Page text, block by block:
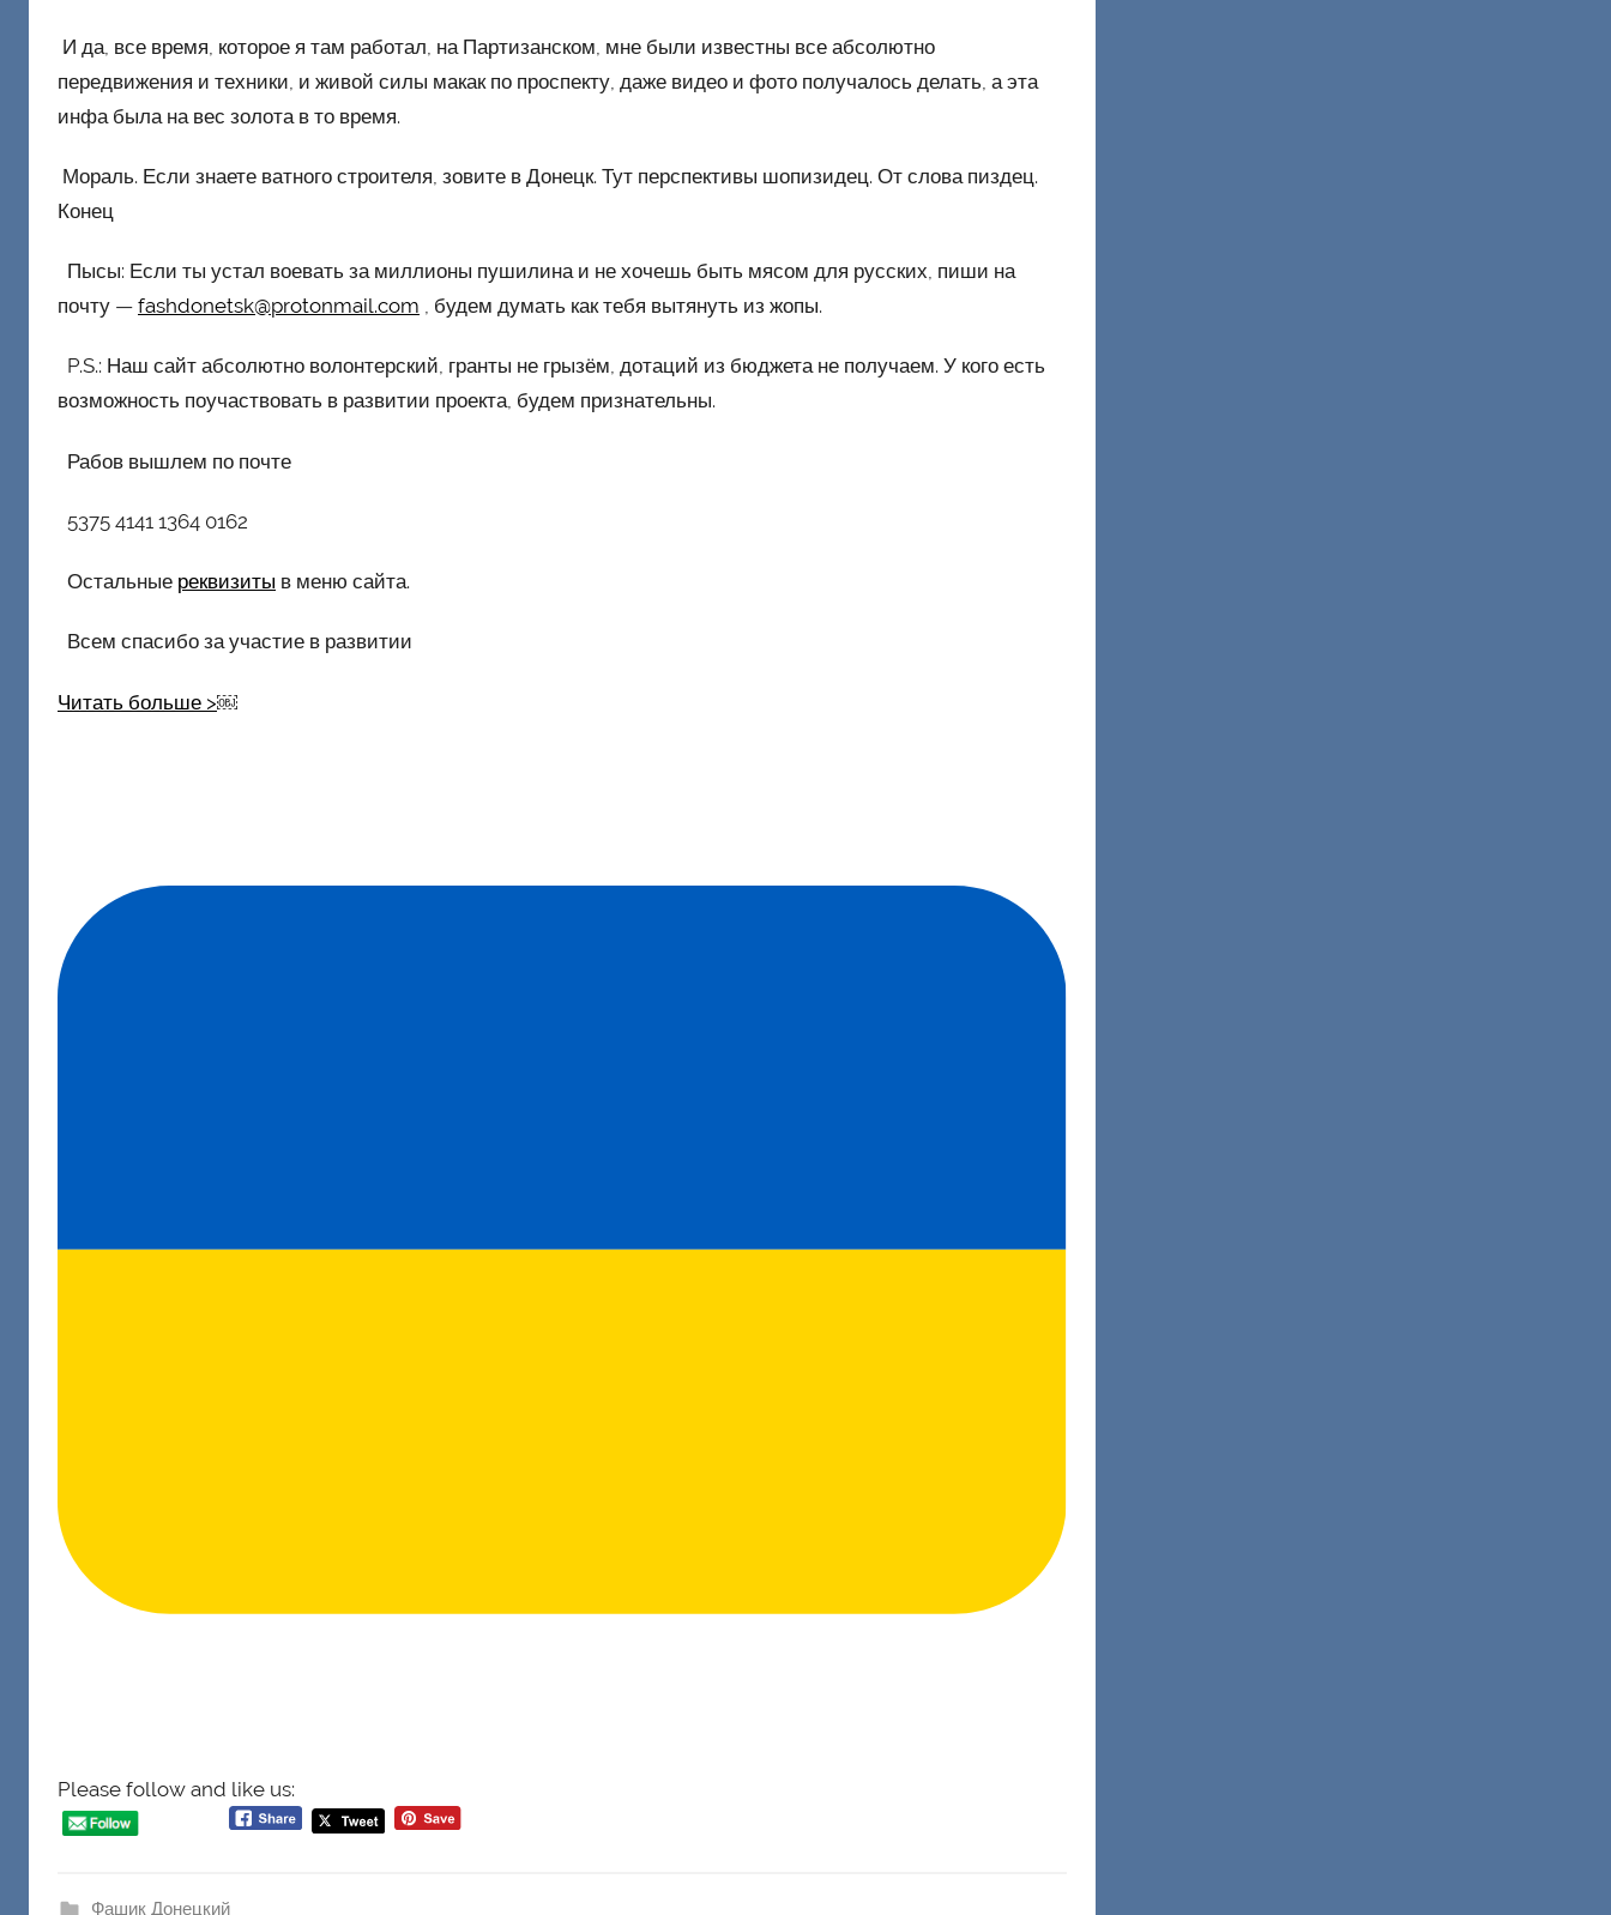
И да, все время, которое я там работал, на Партизанском, мне были известны все абсолютно
передвижения и техники, и живой силы макак по проспекту, даже видео и фото получалось делать, а эта
инфа была на вес золота в то время.
Мораль. Если знаете ватного строителя, зовите в Донецк. Тут перспективы шопизидец. От слова пиздец.
Конец
Пысы: Если ты устал воевать за миллионы пушилина и не хочешь быть мясом для русских, пиши на
почту — fashdonetsk@protonmail.com , будем думать как тебя вытянуть из жопы.
P.S.: Наш сайт абсолютно волонтерский, гранты не грызём, дотаций из бюджета не получаем. У кого есть
возможность поучаствовать в развитии проекта, будем признательны.
Рабов вышлем по почте
5375 4141 1364 0162
Остальные реквизиты в меню сайта.
Всем спасибо за участие в развитии
Читать больше >￼
Please follow and like us:
Фашик Донецкий